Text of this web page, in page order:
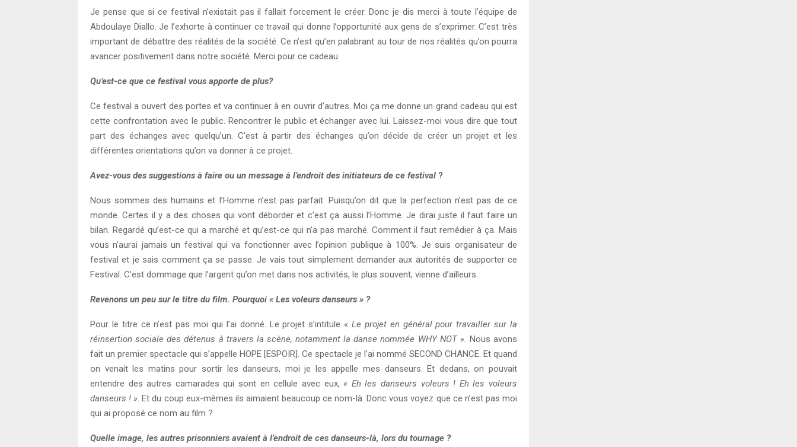
Je pense que si ce festival n’existait pas il fallait forcement le créer. Donc je dis merci à toute l’équipe de
Abdoulaye Diallo. Je l’exhorte à continuer ce travail qui donne l’opportunité aux gens de s’exprimer. C’est très
important de débattre des réalités de la société. Ce n’est qu’en palabrant au tour de nos réalités qu’on pourra
avancer positivement dans notre société. Merci pour ce cadeau.
Qu’est-ce que ce festival vous apporte de plus?
Ce festival a ouvert des portes et va continuer à en ouvrir d’autres. Moi ça me donne un grand cadeau qui est
cette confrontation avec le public. Rencontrer le public et échanger avec lui. Laissez-moi vous dire que tout
part des échanges avec quelqu’un. C’est à partir des échanges qu’on décide de créer un projet et les
différentes orientations qu’on va donner à ce projet.
Avez-vous des suggestions à faire ou un message à l’endroit des initiateurs de ce festival ?
Nous sommes des humains et l’Homme n’est pas parfait. Puisqu’on dit que la perfection n’est pas de ce
monde. Certes il y a des choses qui vont déborder et c’est ça aussi l’Homme. Je dirai juste il faut faire un
bilan. Regardé qu’est-ce qui a marché et qu’est-ce qui n’a pas marché. Comment il faut remédier à ça. Mais
vous n’aurai jamais un festival qui va fonctionner avec l’opinion publique à 100%. Je suis organisateur de
festival et je sais comment ça se passe. Je vais tout simplement demander aux autorités de supporter ce
Festival. C’est dommage que l’argent qu’on met dans nos activités, le plus souvent, vienne d’ailleurs.
Revenons un peu sur le titre du film. Pourquoi « Les voleurs danseurs » ?
Pour le titre ce n’est pas moi qui l’ai donné. Le projet s’intitule « Le projet en général pour travailler sur la
réinsertion sociale des détenus à travers la scène, notamment la danse nommée WHY NOT ». Nous avons
fait un premier spectacle qui s’appelle HOPE [ESPOIR]. Ce spectacle je l’ai nommé SECOND CHANCE. Et quand
on venait les matins pour sortir les danseurs, moi je les appelle mes danseurs. Et dedans, on pouvait
entendre des autres camarades qui sont en cellule avec eux, « Eh les danseurs voleurs ! Eh les voleurs
danseurs ! » . Et du coup eux-mêmes ils aimaient beaucoup ce nom-là. Donc vous voyez que ce n’est pas moi
qui ai proposé ce nom au film ?
Quelle image, les autres prisonniers avaient à l’endroit de ces danseurs-là, lors du tournage ?